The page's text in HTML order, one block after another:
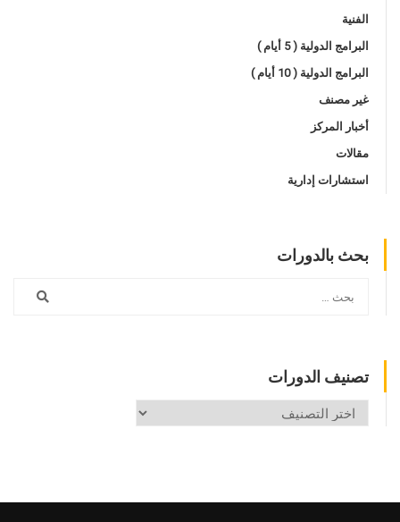
الفنية
البرامج الدولية ( 5 أيام )
البرامج الدولية ( 10 أيام )
غير مصنف
أخبار المركز
مقالات
استشارات إدارية
بحث بالدورات
تصنيف الدورات
تصنيف